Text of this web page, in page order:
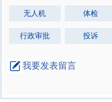
无人机 体检
行政审批 投诉
我要发表留言